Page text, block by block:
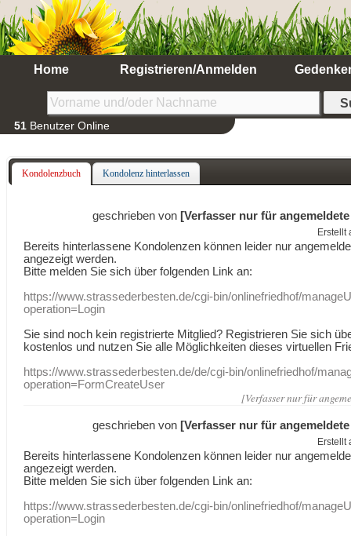
Home Registrieren/Anmelden
51 Benutzer Online
Kondolenzbuch Kondolenz hinterlassen
geschrieben von [Verfasser nur für
Erstellt
Bereits hinterlassene Kondolenzen können leider nur
angezeigt werden.
Bitte melden Sie sich über folgenden Link an:
https://www.strassederbesten.de/cgi-bin/onlinefriedhof/
operation=Login
Sie sind noch kein registrierte Mitglied? Registrieren Sie sich
kostenlos und nutzen Sie alle Möglichkeiten dieses virtuellen
https://www.strassederbesten.de/de/cgi-bin/onlinefriedhof/
operation=FormCreateUser
[Verfasser nur für
geschrieben von [Verfasser nur für
Erstellt
Bereits hinterlassene Kondolenzen können leider nur
angezeigt werden.
Bitte melden Sie sich über folgenden Link an:
https://www.strassederbesten.de/cgi-bin/onlinefriedhof/
operation=Login